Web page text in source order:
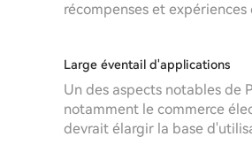
récompenses et
Large éventail d'applications
Un des aspects notables de
notamment le commerce
devrait élargir la base